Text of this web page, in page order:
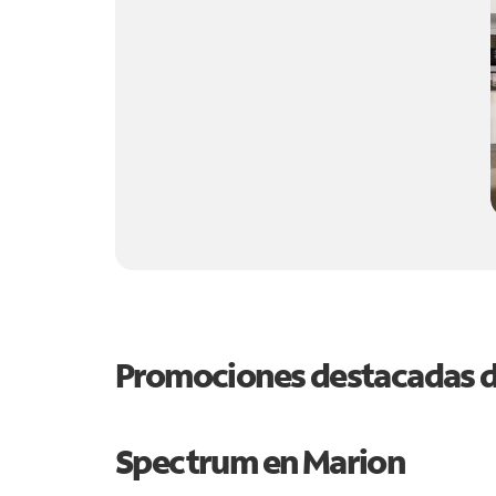
Promociones destacadas
Spectrum enMarion